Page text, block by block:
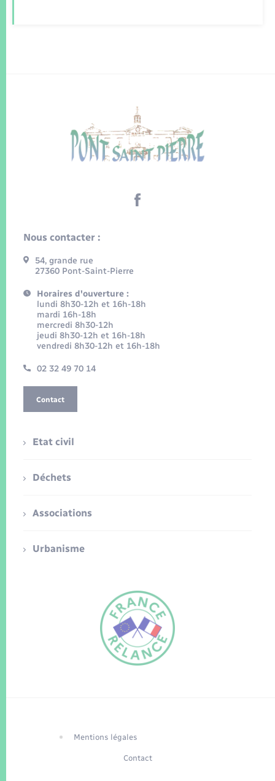
Nous contacter :
54, grande rue
27360 Pont-Saint-Pierre
Horaires d'ouverture :
lundi 8h30-12h et 16h-18h
mardi 16h-18h
mercredi 8h30-12h
jeudi 8h30-12h et 16h-18h
vendredi 8h30-12h et 16h-18h
02 32 49 70 14
Contact
Etat civil
Déchets
Associations
Urbanisme
Mentions légales
Contact